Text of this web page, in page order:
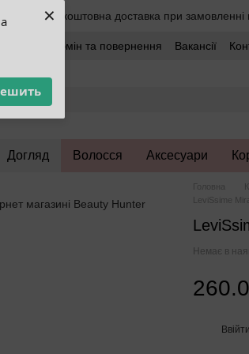
×
Безкоштовна доставка при замовленні
Обмін та повернення Вакансії
Догляд Волосся Аксесуари
Головна
LeviSsime
Немає в
Ввійти